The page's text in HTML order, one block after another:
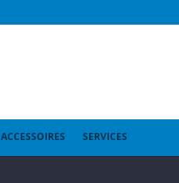
ACCESSOIRES SERVICES